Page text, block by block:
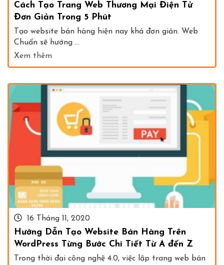
Cách Tạo Trang Web Thương Mại Điện Tử
Đơn Giản Trong 5 Phút
Tạo website bán hàng hiện nay khá đơn giản. Web
Chuẩn sẽ hướng ...
Xem thêm
16 Tháng 11, 2020
Hướng Dẫn Tạo Website Bán Hàng Trên
WordPress Từng Bước Chi Tiết Từ A đến Z
Trong thời đại công nghệ 4.0, việc lập trang web bán